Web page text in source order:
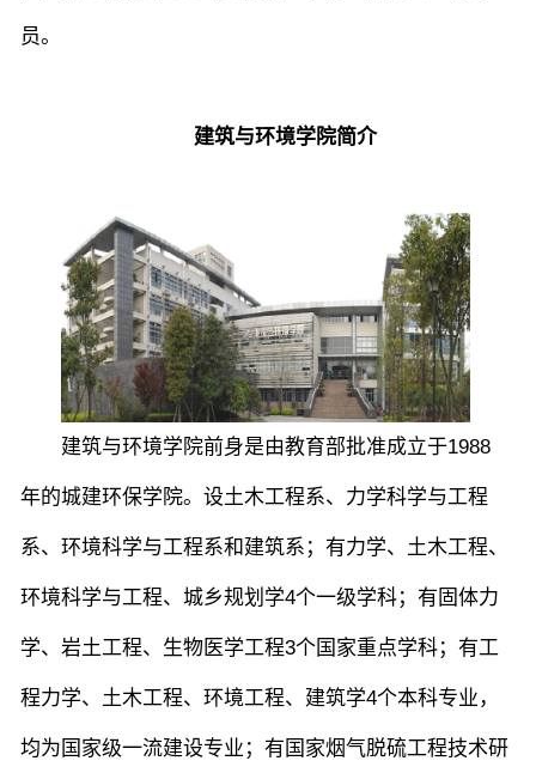
员。
建筑与环境学院简介
建筑与环境学院前身是由教育部批准成立于1988
年的城建环保学院。设土木工程系、力学科学与工程
系、环境科学与工程系和建筑系；有力学、土木工程、
环境科学与工程、城乡规划学4个一级学科；有固体力
学、岩土工程、生物医学工程3个国家重点学科；有工
程力学、土木工程、环境工程、建筑学4个本科专业，
均为国家级一流建设专业；有国家烟气脱硫工程技术研